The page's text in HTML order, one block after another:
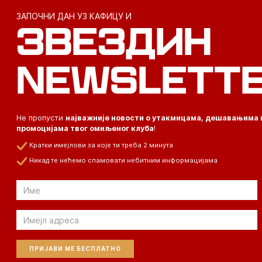
ЗАПОЧНИ ДАН УЗ КАФИЦУ И
ЗВЕЗДИН
Не пропусти најважније новости о утакмицама, дешавањима
промоцијама твог омиљеног клуба!
Кратки имејлови за које ти треба 2 минута
Никад те нећемо спамовати небитним информацијама
Email
Email